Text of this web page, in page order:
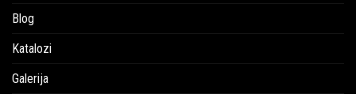
Blog
Katalozi
Galerija